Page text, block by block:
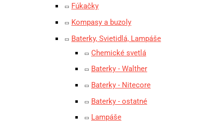
Fúkačky
Kompasy a buzoly
Baterky, Svietidlá, Lampáše
Chemické svetlá
Baterky - Walther
Baterky - Nitecore
Baterky - ostatné
Lampáše